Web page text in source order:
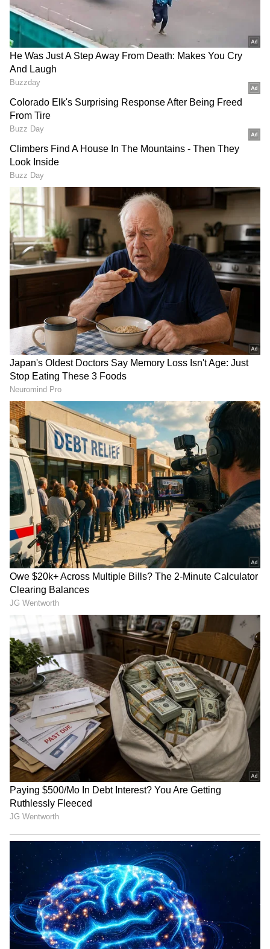
പരിവേഷമായി പിണറായി വിജയന്‍
മാറിയിരിക്കുകയാണ്. ഒന്‍പതര കൊല്ലം
ശബരിമലയില്‍ ഒരു വികസന പ്രവര്‍ത്തനങ്ങളും
നടത്താത്ത സര്‍ക്കാരാണ് മാസ്റ്റര്‍ പ്ലാനുമായി
ജനങ്ങളെ കബളിപ്പിക്കാന്‍ ഇറങ്ങിയിരിക്കുന്നത്.
യു.ഡി.എഫ് ഉയര്‍ത്തിയ ചോദ്യങ്ങള്‍ക്കൊന്നും
മറുപടിയില്ല. സുപ്രീംകോടതിയിലെ
സത്യവാങ്മൂലം പിന്‍വലിക്കുമോ? കേസുകള്‍
പിന്‍വലിക്കുമോ? എന്തിനാണ്
തിരഞ്ഞെടുപ്പിന്റെ സായാഹ്നത്തില്‍ മാസ്റ്റര്‍
പ്ലാനുമായി ഇറങ്ങിയിരിക്കുന്നത്? ഭക്തജനങ്ങളെ
കബളിപ്പിക്കാനാണ് ഇപ്പോള്‍ ശ്രമിക്കുന്നത്.
പിണറായി ഭരണകൂടം എന്താണ് ശബരിമലയില്‍
ചെയ്തതെന്ന് അയ്യപ്പഭക്തര്‍ക്കും
വിശ്വാസികള്‍ക്കും നല്ല ഓര്‍മ്മയുണ്ട്. അതൊന്ന്
ഓര്‍മ്മപ്പെടുത്താന്‍ അയ്യപ്പ സംഗമം
സഹായിച്ചത്. തിരഞ്ഞെടുപ്പ് മുന്നില്‍ കണ്ടുള്ള
കപടഭക്തിയാണെന്ന് ഒന്നു കൂടി
തെളിഞ്ഞിരിക്കുകയാണെന്നും സതീശൻ
വിമർശിച്ചു.
കേരളത്തിലെ എല്ലാ വാർത്തകൾ
Newsഅറിയാൻ എപ്പോഴും ഏഷ്യാനെറ്റ്
ന്യൂസ് വാർത്തകൾ.
തത്സമയ അപ്‌ഡേറ്റുകളും ആഴത്തിലുള്ള
വിശകലനവും സമഗ്രമായ റിപ്പോർട്ടിംഗും —
എല്ലാം ഒരൊറ്റ സ്ഥലത്ത്. ഏത് സമയത്തും,
എവിടെയും വിശ്വസനീയമായ വാർത്തകൾ
ലഭിക്കാൻAsianet News Malayalam
AS
About the Author
Anver Sajad
2018 മുതല്‍ ഏഷ്യാനെറ്റ് ന്യൂസ് ഓണ്‍ലൈനില്‍
പ്രവര്‍ത്തിക്കുന്നു. നിലവില്‍ ചീഫ് സബ് എഡിറ്റര്‍.
ഫിലോസഫിയിൽ ബിരുദവും ജേണലിസത്തില്‍
പോസ്റ്റ് ഗ്രാജുവേറ്റ് ഡിപ്ലോമയും നേടി. കേരള,
ദേശീയ, അന്താരാഷ്ട്ര വാര്‍ത്തകള്‍, സ്പോർട്സ്,
വിഷയങ്ങളില്‍ എഴുതുന്നു. 10 വര്‍ഷത്തെ
മാധ്യമപ്രവര്‍ത്തന കാലയളവില്‍ നിരവധി ഗ്രൗണ്ട്
റിപ്പോര്‍ട്ടുകള്‍, ന്യൂസ് സ്‌റ്റോറികള്‍, ഫീച്ചറുകള്‍,
അഭിമുഖങ്ങള്‍, ലേഖനങ്ങള്‍ തുടങ്ങിയവ
പ്രസിദ്ധീകരിച്ചു. വിഷ്വല്‍, ഡിജിറ്റല്‍ മീഡിയകളില്‍
പ്രവര്‍ത്തനപരിചയം. ഇ മെയില്‍:
anver@asianetnews.in
Read More...